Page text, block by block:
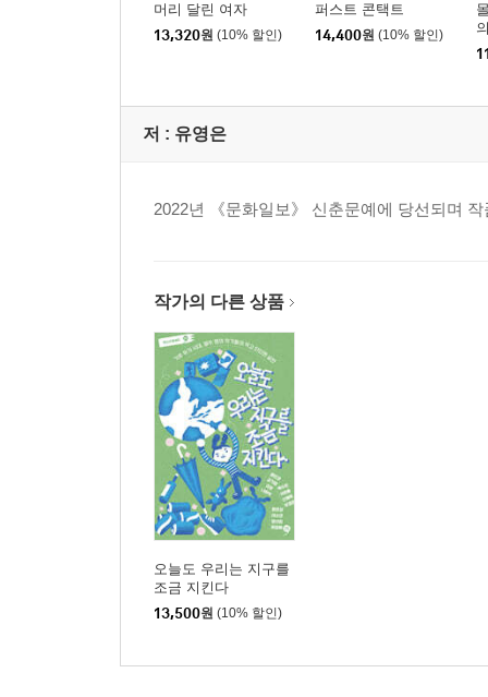
머리 달린 여자
13,320원 (10% 할인)
퍼스트 콘택트
14,400원 (10% 할인)
저 : 유영은
2022년 《문화일보》 신춘문예에 당선되며
작가의 다른 상품
오늘도 우리는 지구를
조금 지킨다
13,500원 (10% 할인)